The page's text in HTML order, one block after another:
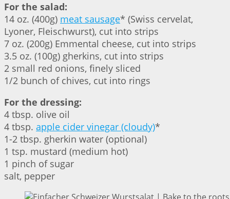
For the salad:
14 oz. (400g) meat sausage* (Swiss cervelat,
Lyoner, Fleischwurst), cut into strips
7 oz. (200g) Emmental cheese, cut into strips
3.5 oz. (100g) gherkins, cut into strips
2 small red onions, finely sliced
1/2 bunch of chives, cut into rings
For the dressing:
4 tbsp. olive oil
4 tbsp. apple cider vinegar (cloudy)*
1-2 tbsp. gherkin water (optional)
1 tsp. mustard (medium hot)
1 pinch of sugar
salt, pepper